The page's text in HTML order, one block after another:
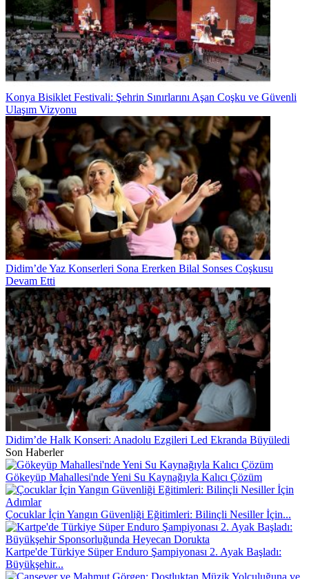
Konya Bisiklet Festivali: Şehrin Sınırlarını Aşan Coşku ve Güvenli
Ulaşım Vizyonu
Didim’de Yaz Konserleri Sona Ererken Bilal Sonses Coşkusu
Devam Etti
Didim’de Halk Konseri: Anadolu Ezgileri Led Ekranda Büyüledi
Son Haberler
Gökeyüp Mahallesi'nde Yeni Su Kaynağıyla Kalıcı Çözüm
Çocuklar İçin Yangın Güvenliği Eğitimleri: Bilinçli Nesiller İçin...
Kartpe'de Türkiye Süper Enduro Şampiyonası 2. Ayak Başladı:
Büyükşehir...